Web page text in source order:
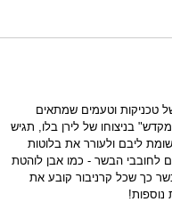
וטעמים שמתאים
בניצוחו של לירן בלו, תגיש
ליבם ולעורר את בלוטות
לחובבי הבשר - כמו אבן לוהטת
כך שכל קרניבור קובע את
נוספות!